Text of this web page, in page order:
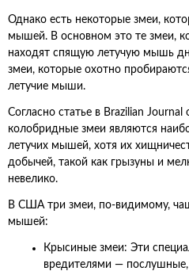
Однако есть некоторые змеи,
мышей. В основном это те змеи,
находят спящую летучую мышь
змеи, которые охотно
летучие мыши.
Согласно статье в Brazilian Journal
колобридные змеи являются
летучих мышей, хотя их
добычей, такой как грызуны и
невелико.
В США три змеи, по-видимому,
мышей:
Крысиные змеи: Эти
вредителями —